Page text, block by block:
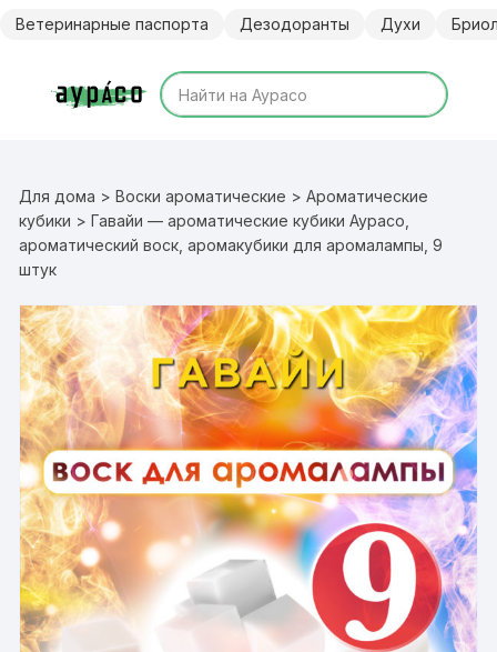
Ветеринарные паспорта Дезодоранты Духи
Для дома >Воски ароматические >Ароматические
кубики > Гавайи — ароматические кубики Аурасо,
ароматический воск, аромакубики для аромалампы, 9
штук